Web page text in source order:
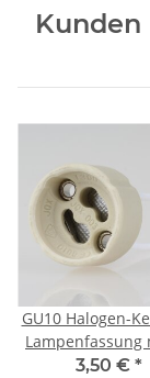
GU10 Halogen-
Lampenfassung
cm3,50 € *